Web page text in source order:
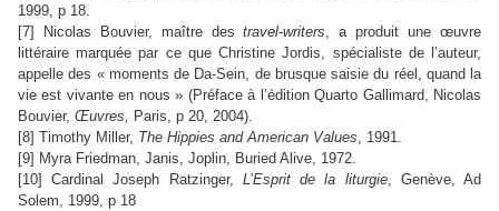
1999, p 18.
[7]
Nicolas Bouvier, maître destravel-writers, a produit une œuvre
littéraire marquée par ce que Christine Jordis, spécialiste de l’auteur,
appelle des « moments de Da-Sein, de brusque saisie du réel, quand la
vie est vivante en nous » (Préface à l’édition Quarto Gallimard, Nicolas
Bouvier, Œuvres, Paris, p 20, 2004).
[8] Timothy Miller, The Hippies and American Values, 1991.
[9] Myra Friedman, Janis, Joplin, Buried Alive, 1972.
[10]Cardinal Joseph Ratzinger, L’Esprit de la liturgie, Genève, Ad
Solem, 1999, p 18